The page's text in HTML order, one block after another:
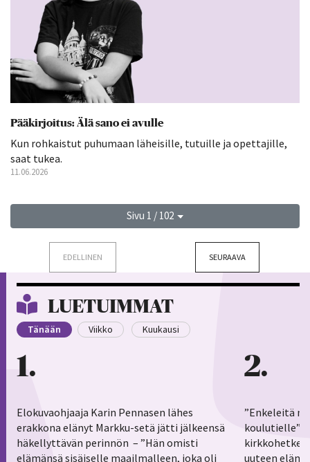
Pääkirjoitus: Älä sano ei avulle
Kun rohkaistut puhumaan läheisille, tutuille ja opettajille,
saat tukea.
11.06.2026
Sivu 1 / 102
EDELLINEN SEURAAVA
LUETUIMMAT
Tänään Viikko Kuukausi
1
Elokuvaohjaaja Karin Pennasen lähes
erakkona elänyt Markku-setä jätti jälkeensä
häkellyttävän perinnön – ”Hän omisti
elämänsä sisäiselle maailmalleen, joka oli
2
”Enkeleitä
koulutielle”–
uuteen